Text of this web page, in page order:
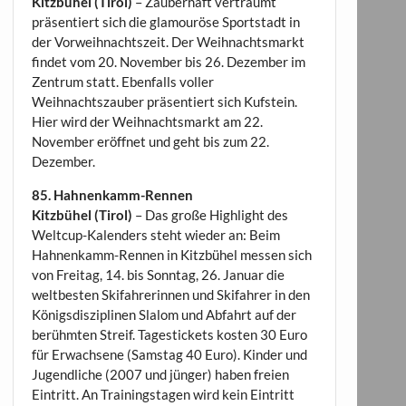
präsentiert sich die glamouröse Sportstadt in
der Vorweihnachtszeit. Der Weihnachtsmarkt
findet vom 20. November bis 26. Dezember im
Zentrum statt. Ebenfalls voller
Weihnachtszauber präsentiert sich Kufstein.
Hier wird der Weihnachtsmarkt am 22.
November eröffnet und geht bis zum 22.
Dezember.
85. Hahnenkamm-Rennen
Kitzbühel (Tirol) – Das große Highlight des
Weltcup-Kalenders steht wieder an: Beim
Hahnenkamm-Rennen in Kitzbühel messen sich
von Freitag, 14. bis Sonntag, 26. Januar die
weltbesten Skifahrerinnen und Skifahrer in den
Königsdisziplinen Slalom und Abfahrt auf der
berühmten Streif. Tagestickets kosten 30 Euro
für Erwachsene (Samstag 40 Euro). Kinder und
Jugendliche (2007 und jünger) haben freien
Eintritt. An Trainingstagen wird kein Eintritt